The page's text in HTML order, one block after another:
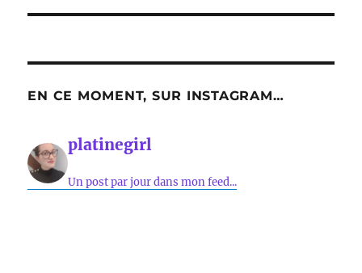
EN CE MOMENT, SUR INSTAGRAM…
platinegirl
Un post par jour dans mon feed...